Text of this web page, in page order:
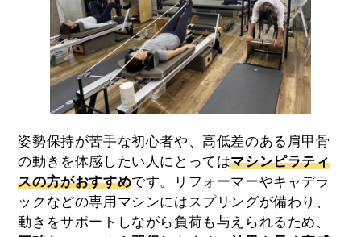
姿勢保持が苦手な初心者や、高低差のある肩甲骨
の動きを体感したい人にとってはマシンピラティ
スの方がおすすめです。リフォーマーやキャデラ
ックなどの専用マシンにはスプリングが備わり、
動きをサポートしながら負荷も与えられるため、